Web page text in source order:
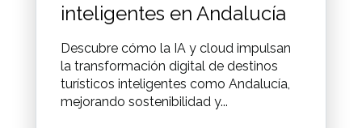
inteligentes en Andalucía
Descubre cómo la IA y cloud impulsan
la transformación digital de destinos
turísticos inteligentes como Andalucía,
mejorando sostenibilidad y...